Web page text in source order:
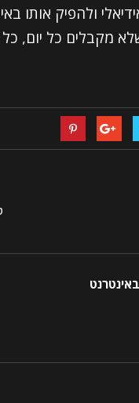
ולהפיק אותו
מקבלים כל יום, כל